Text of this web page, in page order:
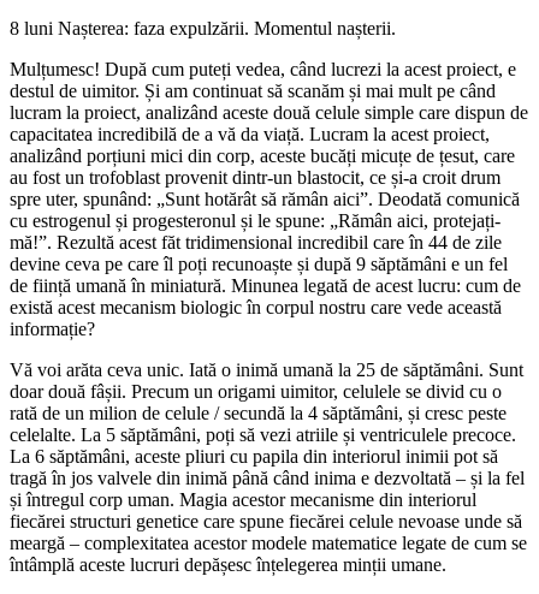
8 luni Nașterea: faza expulzării. Momentul nașterii.
Mulțumesc! După cum puteți vedea, când lucrezi la acest proiect, e
destul de uimitor. Și am continuat să scanăm și mai mult pe când
lucram la proiect, analizând aceste două celule simple care dispun de
capacitatea incredibilă de a vă da viață. Lucram la acest proiect,
analizând porțiuni mici din corp, aceste bucăți micuțe de țesut, care
au fost un trofoblast provenit dintr-un blastocit, ce și-a croit drum
spre uter, spunând: „Sunt hotărât să rămân aici”. Deodată comunică
cu estrogenul și progesteronul și le spune: „Rămân aici, protejați-
mă!”. Rezultă acest făt tridimensional incredibil care în 44 de zile
devine ceva pe care îl poți recunoaște și după 9 săptămâni e un fel
de ființă umană în miniatură. Minunea legată de acest lucru: cum de
există acest mecanism biologic în corpul nostru care vede această
informație?
Vă voi arăta ceva unic. Iată o inimă umană la 25 de săptămâni. Sunt
doar două fâșii. Precum un origami uimitor, celulele se divid cu o
rată de un milion de celule / secundă la 4 săptămâni, și cresc peste
celelalte. La 5 săptămâni, poți să vezi atriile și ventriculele precoce.
La 6 săptămâni, aceste pliuri cu papila din interiorul inimii pot să
tragă în jos valvele din inimă până când inima e dezvoltată – și la fel
și întregul corp uman. Magia acestor mecanisme din interiorul
fiecărei structuri genetice care spune fiecărei celule nevoase unde să
meargă – complexitatea acestor modele matematice legate de cum se
întâmplă aceste lucruri depășesc înțelegerea minții umane.